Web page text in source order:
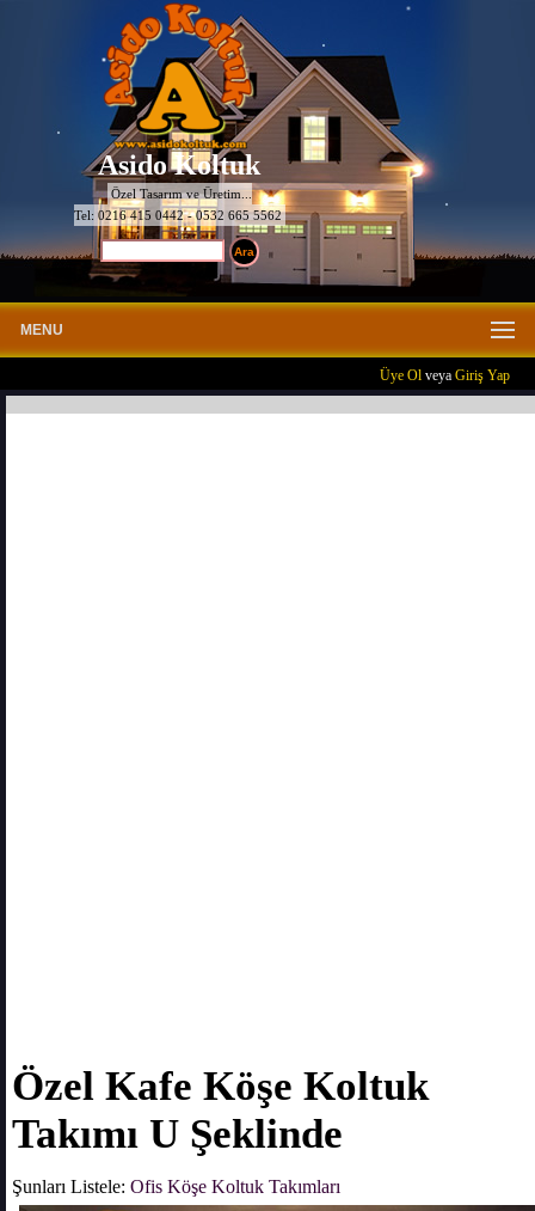
Asido Koltuk
Özel Tasarım ve Üretim...
Tel: 0216 415 0442 - 0532 665 5562
MENU
Üye Ol veya Giriş Yap
Özel Kafe Köşe Koltuk
Takımı U Şeklinde
Şunları Listele: Ofis Köşe Koltuk Takımları